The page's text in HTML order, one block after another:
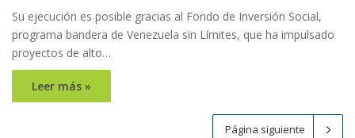
Su ejecución es posible gracias al Fondo de Inversión Social,
programa bandera de Venezuela sin Límites, que ha impulsado
proyectos de alto…
Leer más »
Página siguiente